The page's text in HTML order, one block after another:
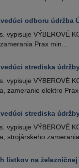
odboru údržba
vypisuje VÝBEROVÉ
Prax min...
strediska
vypisuje VÝBEROVÉ
zameranie elektro
strediska
vypisuje VÝBEROVÉ
strojárskeho
lístkov na